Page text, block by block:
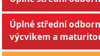
Úplné střední
výcvikem a